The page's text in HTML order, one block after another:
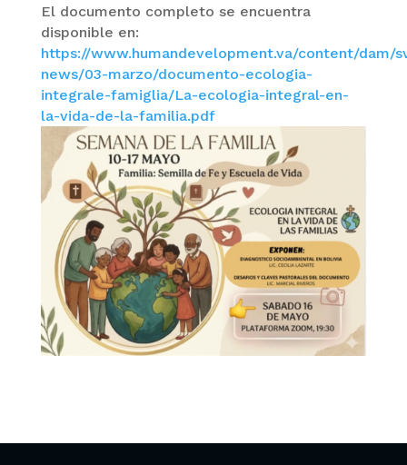
El documento completo se encuentra
disponible en:
https://www.humandevelopment.va/content/dam/
news/03-marzo/documento-ecologia-
integrale-famiglia/La-ecologia-integral-en-
la-vida-de-la-familia.pdf